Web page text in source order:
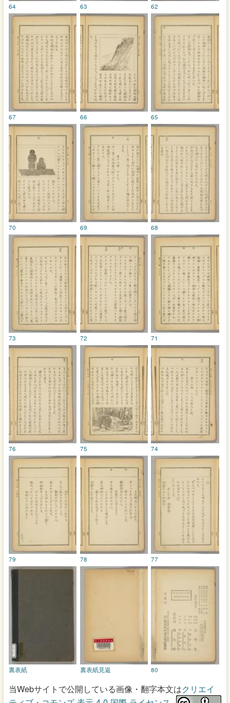
62
63
64
65
66
67
68
69
70
71
72
73
74
75
76
77
78
79
80
裏表紙見返
裏表紙
当Webサイトで公開している画像・翻字本文はクリエイ